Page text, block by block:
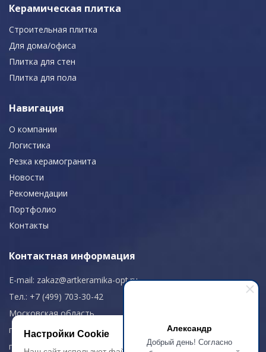
Александр
Добрый день! Согласно
Керамическая плитка
Строительная плитка
Для дома/офиса
Плитка для стен
Плитка для пола
Навигация
О компании
Логистика
Резка керамогранита
Новости
Рекомендации
Портфолио
Контакты
Контактная информация
E-mail: zakaz@artkeramika-opt.ru
Тел.: +7 (499) 703-30-42
Московская область,
г. Красногорск
пн-чт: 09.00-18.00
Настройки Cookie